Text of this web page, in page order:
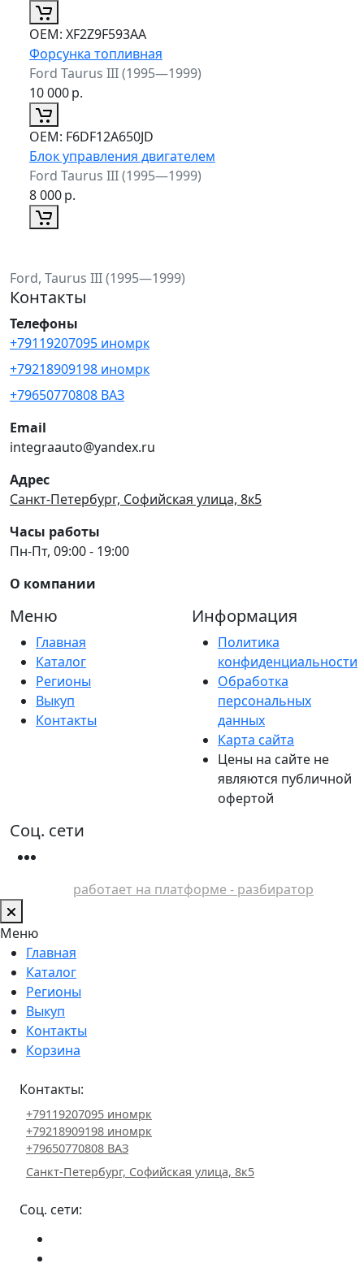
ОЕМ: XF2Z9F593AA
Форсунка топливная
Ford Taurus III (1995—1999)
10 000р.
ОЕМ: F6DF12A650JD
Блок управления двигателем
Ford Taurus III (1995—1999)
8 000р.
Ford, Taurus III (1995—1999)
Контакты
Телефоны
+79119207095 иномрк
+79218909198 иномрк
+79650770808 ВАЗ
Email
integraauto@yandex.ru
Адрес
Санкт-Петербург, Софийская улица, 8к5
Часы работы
Пн-Пт, 09:00 - 19:00
О компании
Меню
Главная
Каталог
Регионы
Выкуп
Контакты
Информация
Политика
конфиденциальности
Обработка
персональных
данных
Карта сайта
Цены на сайте не
являются публичной
офертой
Соц. сети
работает на платформе - разбиратор
Меню
Главная
Каталог
Регионы
Выкуп
Контакты
Корзина
Контакты:
+79119207095 иномрк
+79218909198 иномрк
+79650770808 ВАЗ
Санкт-Петербург, Софийская улица, 8к5
Соц. сети: